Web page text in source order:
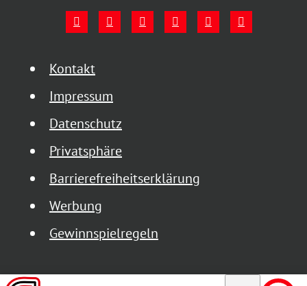
Kontakt
Impressum
Datenschutz
Privatsphäre
Barrierefreiheitserklärung
Werbung
Gewinnspielregeln